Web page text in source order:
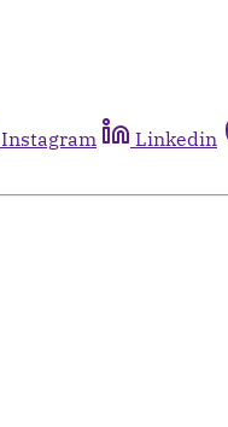
Instagram Linkedin